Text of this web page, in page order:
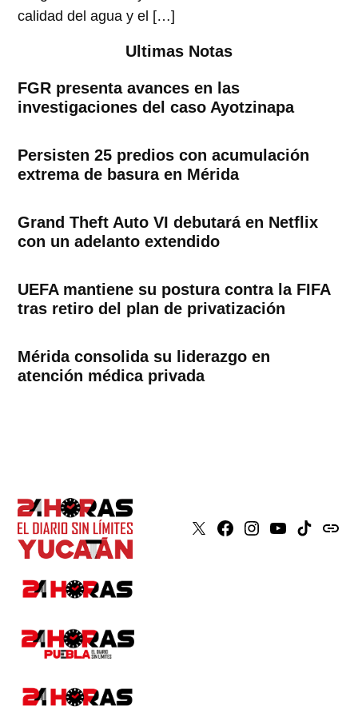
calidad del agua y el […]
Ultimas Notas
FGR presenta avances en las
investigaciones del caso Ayotzinapa
Persisten 25 predios con acumulación
extrema de basura en Mérida
Grand Theft Auto VI debutará en Netflix
con un adelanto extendido
UEFA mantiene su postura contra la FIFA
tras retiro del plan de privatización
Mérida consolida su liderazgo en
atención médica privada
X Faceboook
Instagram
YoutubeTiktokissuu